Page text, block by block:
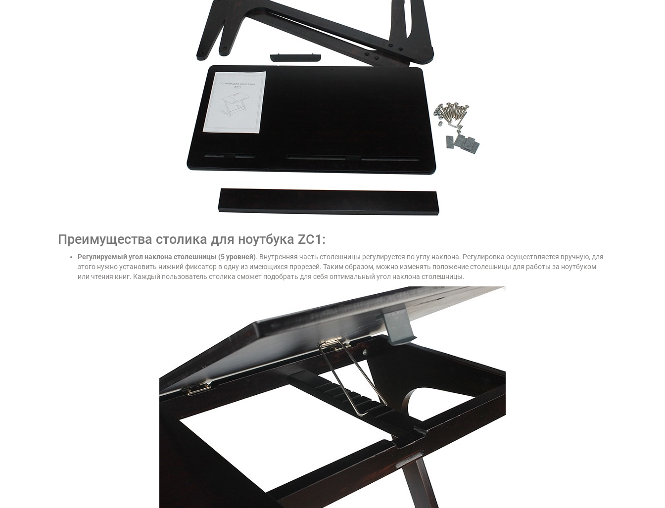
Преимущества столика для ноутбука ZC1:
Регулируемый угол наклона столешницы (5 уровней). Внутренняя часть столешницы регулируется по углу наклона. Регулировка осуществляется вручную, для
этого нужно установить нижний фиксатор в одну из имеющихся прорезей. Таким образом, можно изменять положение столешницы для работы за ноутбуком
или чтения книг. Каждый пользователь столика сможет подобрать для себя оптимальный угол наклона столешницы.